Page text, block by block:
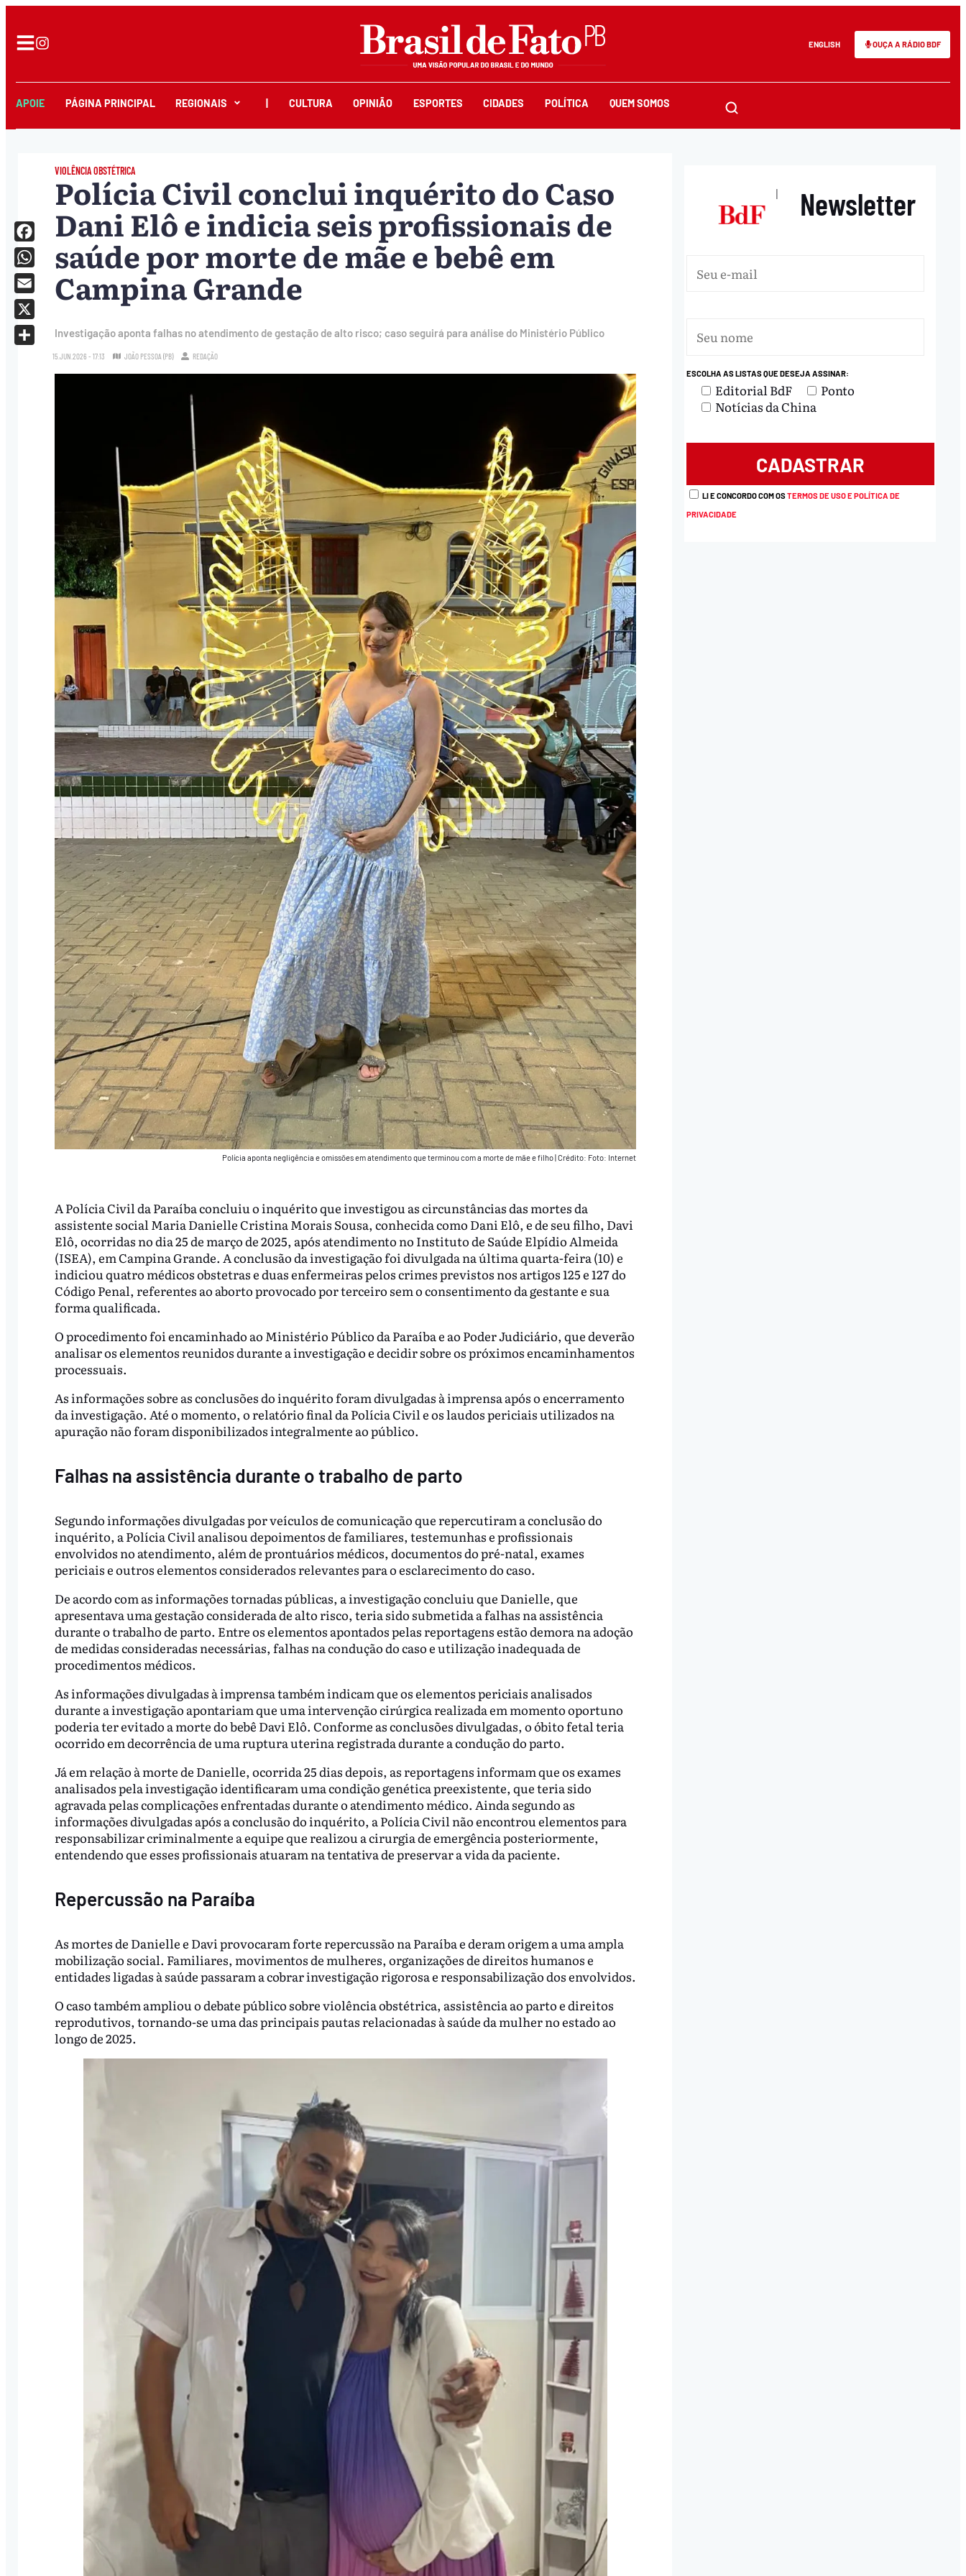
ENGLISH OUÇA A RÁDIO BDF
APOIE PÁGINA PRINCIPAL REGIONAIS CULTURA OPINIÃO ESPORTES CIDADES POLÍTICA QUEM SOMOS
VIOLÊNCIA OBSTÉTRICA
Polícia Civil conclui inquérito do Caso
Dani Elô e indicia seis profissionais de
saúde por morte de mãe e bebê em
Campina Grande
Investigação aponta falhas no atendimento de gestação de alto risco; caso seguirá para análise do Ministério Público
15.JUN.2026 - 17:13 JOÃO PESSOA (PB) REDAÇÃO
Polícia aponta negligência e omissões em atendimento que terminou com a morte de mãe e filho|Crédito: Foto: Internet
A Polícia Civil da Paraíba concluiu o inquérito que investigou as circunstâncias das mortes da
assistente social Maria Danielle Cristina Morais Sousa, conhecida como Dani Elô, e de seu filho, Davi
Elô, ocorridas no dia 25 de março de 2025, após atendimento no Instituto de Saúde Elpídio Almeida
(ISEA), em Campina Grande. A conclusão da investigação foi divulgada na última quarta-feira (10) e
indiciou quatro médicos obstetras e duas enfermeiras pelos crimes previstos nos artigos 125 e 127 do
Código Penal, referentes ao aborto provocado por terceiro sem o consentimento da gestante e sua
forma qualificada.
O procedimento foi encaminhado ao Ministério Público da Paraíba e ao Poder Judiciário, que deverão
analisar os elementos reunidos durante a investigação e decidir sobre os próximos encaminhamentos
processuais.
As informações sobre as conclusões do inquérito foram divulgadas à imprensa após o encerramento
da investigação. Até o momento, o relatório final da Polícia Civil e os laudos periciais utilizados na
apuração não foram disponibilizados integralmente ao público.
Falhas na assistência durante o trabalho de parto
Segundo informações divulgadas por veículos de comunicação que repercutiram a conclusão do
inquérito, a Polícia Civil analisou depoimentos de familiares, testemunhas e profissionais
envolvidos no atendimento, além de prontuários médicos, documentos do pré-natal, exames
periciais e outros elementos considerados relevantes para o esclarecimento do caso.
De acordo com as informações tornadas públicas, a investigação concluiu que Danielle, que
apresentava uma gestação considerada de alto risco, teria sido submetida a falhas na assistência
durante o trabalho de parto. Entre os elementos apontados pelas reportagens estão demora na adoção
de medidas consideradas necessárias, falhas na condução do caso e utilização inadequada de
procedimentos médicos.
As informações divulgadas à imprensa também indicam que os elementos periciais analisados
durante a investigação apontariam que uma intervenção cirúrgica realizada em momento oportuno
poderia ter evitado a morte do bebê Davi Elô. Conforme as conclusões divulgadas, o óbito fetal teria
ocorrido em decorrência de uma ruptura uterina registrada durante a condução do parto.
Já em relação à morte de Danielle, ocorrida 25 dias depois, as reportagens informam que os exames
analisados pela investigação identificaram uma condição genética preexistente, que teria sido
agravada pelas complicações enfrentadas durante o atendimento médico. Ainda segundo as
informações divulgadas após a conclusão do inquérito, a Polícia Civil não encontrou elementos para
responsabilizar criminalmente a equipe que realizou a cirurgia de emergência posteriormente,
entendendo que esses profissionais atuaram na tentativa de preservar a vida da paciente.
Repercussão na Paraíba
As mortes de Danielle e Davi provocaram forte repercussão na Paraíba e deram origem a uma ampla
mobilização social. Familiares, movimentos de mulheres, organizações de direitos humanos e
entidades ligadas à saúde passaram a cobrar investigação rigorosa e responsabilização dos envolvidos.
O caso também ampliou o debate público sobre violência obstétrica, assistência ao parto e direitos
reprodutivos, tornando-se uma das principais pautas relacionadas à saúde da mulher no estado ao
longo de 2025.
Facebook
WhatsApp
Email
X
| Newsletter
ESCOLHA AS LISTAS QUE DESEJA ASSINAR:
Editorial BdF
Ponto
Notícias da China
LI E CONCORDO COM OSTERMOS DE USO E POLÍTICA DE
PRIVACIDADE